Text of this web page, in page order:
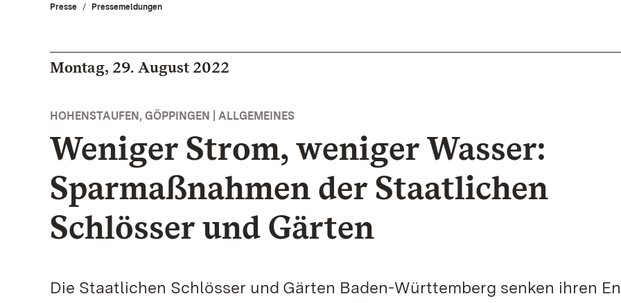
Presse Pressemeldungen
Montag, 29. August 2022
HOHENSTAUFEN, GÖPPINGEN | ALLGEMEINES
Weniger Strom, weniger Wasser:
Sparmaßnahmen der Staatlichen
Schlösser und Gärten
Die Staatlichen Schlösser und Gärten Baden-Württemberg senken ihren